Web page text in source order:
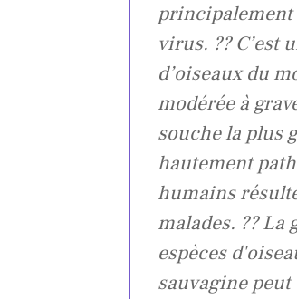
principalement
virus. ?? C’est
d’oiseaux du
modérée à
souche la plus
hautement
humains
malades. ??
espèces
sauvagine peut